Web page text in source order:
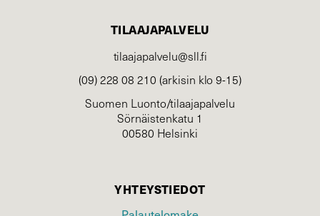
TILAAJAPALVELU
tilaajapalvelu@sll.fi
(09) 228 08 210 (arkisin klo 9-15)
Suomen Luonto/tilaajapalvelu
Sörnäistenkatu 1
00580 Helsinki
YHTEYSTIEDOT